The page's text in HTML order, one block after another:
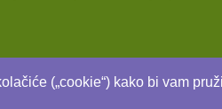
(„cookie“) kako bi vam